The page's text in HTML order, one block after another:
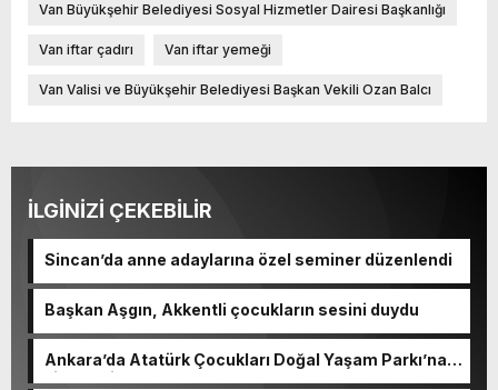
Van Büyükşehir Belediyesi Sosyal Hizmetler Dairesi Başkanlığı
Van iftar çadırı Van iftar yemeği
Van Valisi ve Büyükşehir Belediyesi Başkan Vekili Ozan Balcı
İLGİNİZİ ÇEKEBİLİR
Sincan’da anne adaylarına özel seminer düzenlendi
Başkan Aşgın, Akkentli çocukların sesini duydu
Ankara’da Atatürk Çocukları Doğal Yaşam Parkı’na
ziyaretçi akını